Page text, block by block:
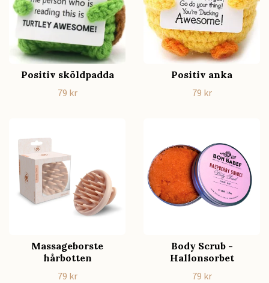
Positiv sköldpadda
79 kr
Positiv anka
79 kr
Massageborste
hårbotten
79 kr
Body Scrub -
Hallonsorbet
79 kr